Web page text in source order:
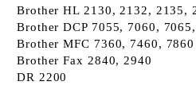
Brother HL 2130, 2132, 2135,
Brother DCP 7055, 7060,
Brother MFC 7360, 7460, 7860
Brother Fax 2840, 2940
DR 2200